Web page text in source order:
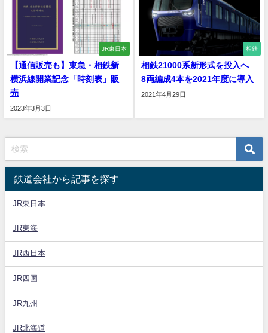
JR東日本
【通信販売も】東急・相鉄新
横浜線開業記念「時刻表」販
売
2023年3月3日
相鉄
相鉄21000系新形式を投入へ
8両編成4本を2021年度に導入
2021年4月29日
鉄道会社から記事を探す
JR東日本
JR東海
JR西日本
JR四国
JR九州
JR北海道